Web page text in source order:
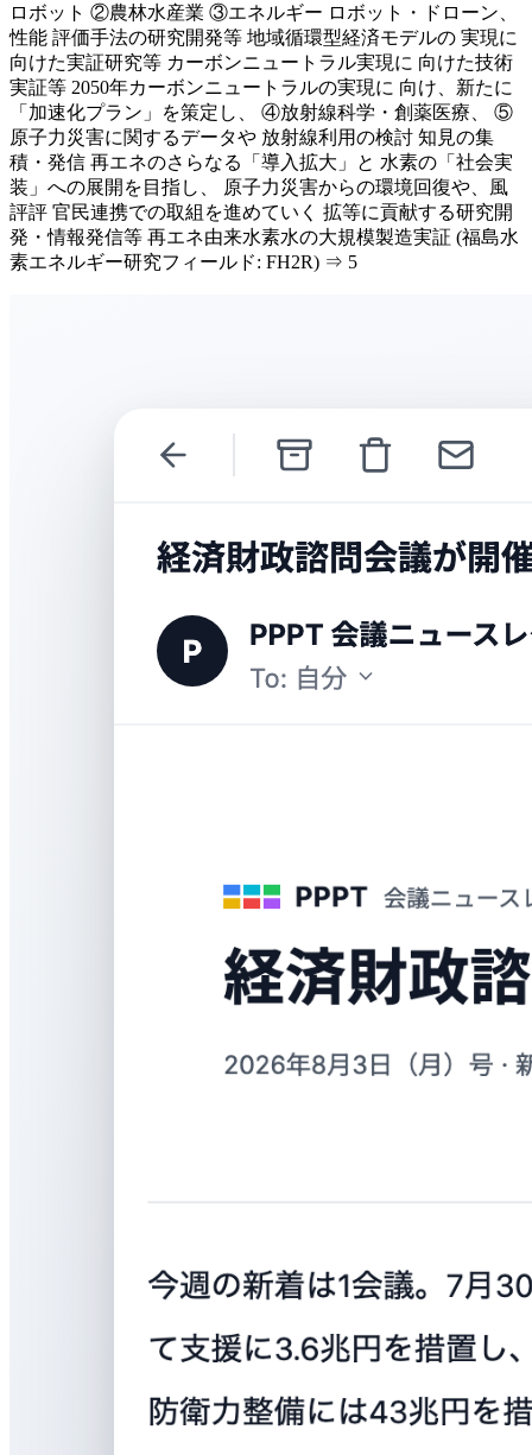
ロボット ②農林水産業 ③エネルギー ロボット・ドローン、
性能 評価手法の研究開発等 地域循環型経済モデルの 実現に
向けた実証研究等 カーボンニュートラル実現に 向けた技術
実証等 2050年カーボンニュートラルの実現に 向け、新たに
「加速化プラン」を策定し、 ④放射線科学・創薬医療、 ⑤
原子力災害に関するデータや 放射線利用の検討 知見の集
積・発信 再エネのさらなる「導入拡大」と 水素の「社会実
装」への展開を目指し、 原子力災害からの環境回復や、風
評評 官民連携での取組を進めていく 拡等に貢献する研究開
発・情報発信等 再エネ由来水素水の​大規模製造実証 (福島水
素エネルギー研究フィールド: FH2R) ⇒ 5